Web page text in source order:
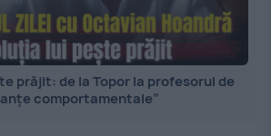
prăjit: de la Topor la profesorul de
comportamentale”